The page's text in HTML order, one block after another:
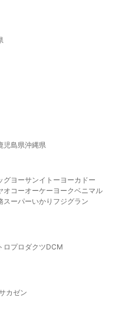
児島県沖縄県
グヨーサンイトーヨーカドー
オコーオーケー ヨークベニマル
スーパーいかり フジグラン
ロプロダクツDCM
カゼン